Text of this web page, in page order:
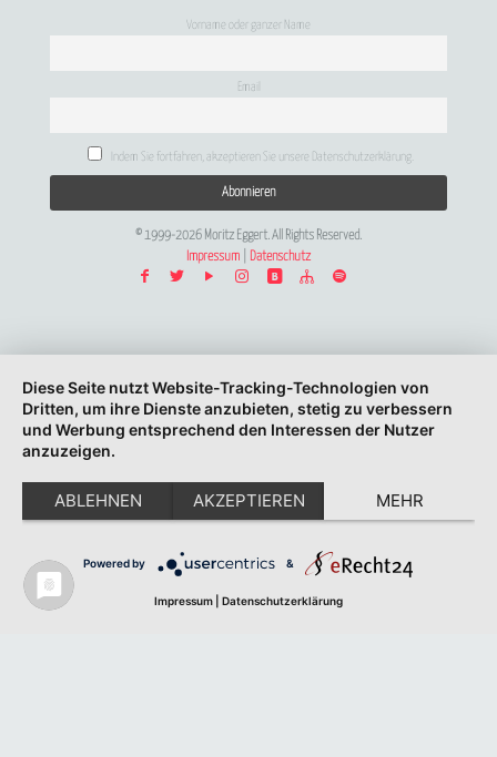
Vorname oder ganzer Name
Email
Indem Sie fortfahren, akzeptieren Sie unsere Datenschutzerklärung.
© 1999-2026 Moritz Eggert. All Rights Reserved.
Impressum
Datenschutz
Diese Seite nutzt Website-Tracking-Technologien von
Dritten, um ihre Dienste anzubieten, stetig zu verbessern
und Werbung entsprechend den Interessen der Nutzer
anzuzeigen.
ABLEHNEN AKZEPTIEREN MEHR
Powered by &
Impressum Datenschutzerklärung